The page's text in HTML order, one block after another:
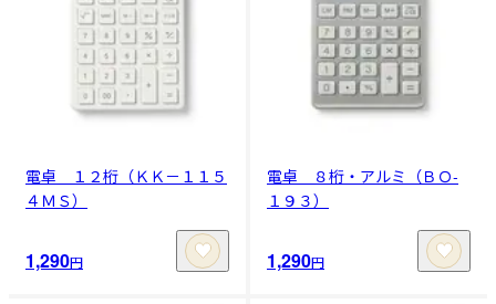
電卓 １２桁（ＫＫ－１１５
４ＭＳ）
1,290円
電卓 ８桁・アルミ（ＢＯ‐
１９３）
1,290円